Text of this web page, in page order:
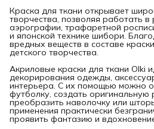
Краска для ткани открывает
творчества, позволяя работать в
аэрографии, трафаретной
и японской технике шибори.
вредных веществ в составе
детского творчества.
Акриловые краски для ткани Olki
декорирования одежды,
интерьера. С их помощью можно
футболку, создать оригинальную
преобразить наволочку или
применения практически
проявить фантазию и